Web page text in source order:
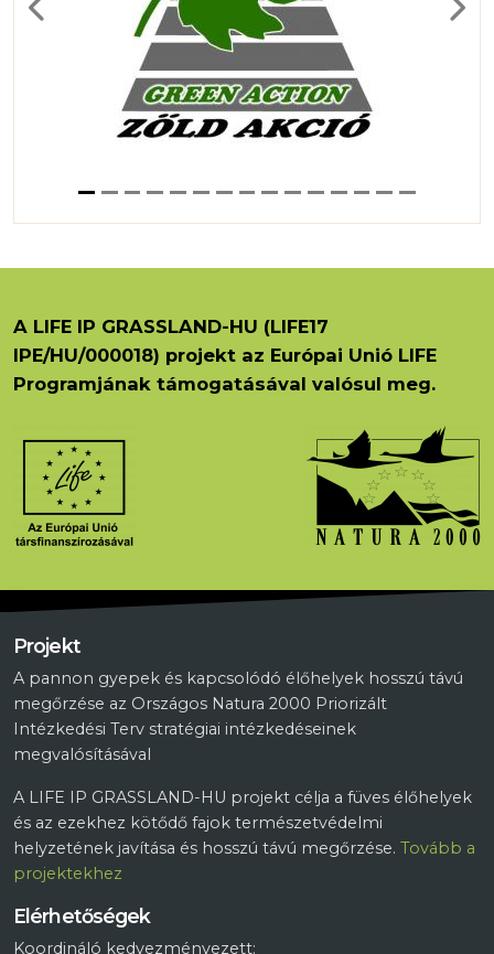
Previous Next
A LIFE IP GRASSLAND-HU (LIFE17
IPE/HU/000018) projekt az Európai Unió LIFE
Programjának támogatásával valósul meg.
Projekt
A pannon gyepek és kapcsolódó élőhelyek hosszú távú
megőrzése az Országos Natura 2000 Priorizált
Intézkedési Terv stratégiai intézkedéseinek
megvalósításával
A LIFE IP GRASSLAND-HU projekt célja a füves élőhelyek
és az ezekhez kötődő fajok természetvédelmi
helyzetének javítása és hosszú távú megőrzése. Tovább a
projektekhez
Elérhetőségek
Koordináló kedvezményezett: